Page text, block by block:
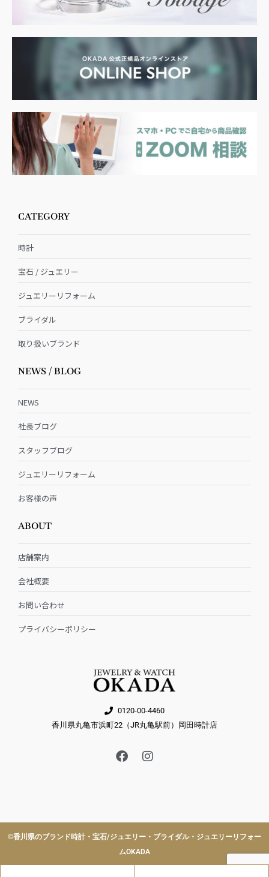
CATEGORY
時計
宝石 / ジュエリー
ジュエリーリフォーム
ブライダル
取り扱いブランド
NEWS / BLOG
NEWS
社長ブログ
スタッフブログ
ジュエリーリフォーム
お客様の声
ABOUT
店舗案内
会社概要
お問い合わせ
プライバシーポリシー
0120-00-4460
香川県丸亀市浜町22（JR丸亀駅前）岡田時計店
F
a
o
k
I
n
r
a
m
©︎香川県のブランド時計・宝石/ジュエリー・ブライダル・ジュエリーリフォー
ムOKADA